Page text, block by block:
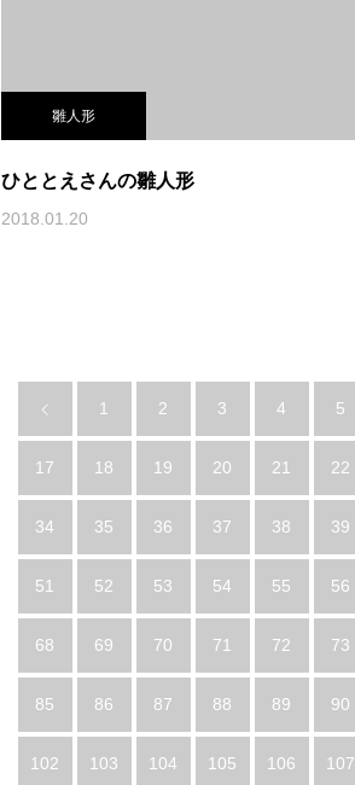
雛人形
ひととえさんの雛人形
2018.01.20
1 2 3 4 5
17 18 19 20 21 22
34 35 36 37 38 39
51 52 53 54 55 56
68 69 70 71 72 73
85 86 87 88 89 90
102 103 104 105 106 107